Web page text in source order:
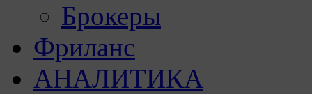
Брокеры
Фриланс
АНАЛИТИКА